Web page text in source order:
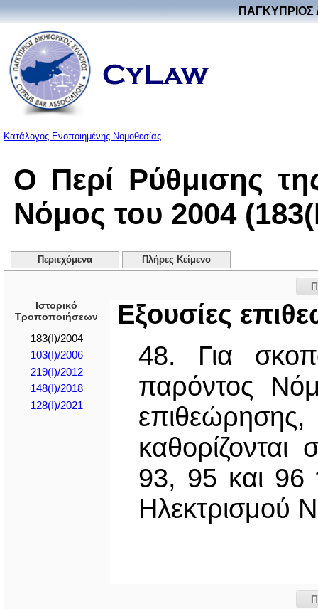
ΠΑΓΚΥΠΡΙΟΣ
Κατάλογος Ενοποιημένης Νομοθεσίας
Ο Περί Ρύθμισης
Νόμος του 2004
Περιεχόμενα Πλήρες Κείμενο
Ιστορικό
Τροποποιήσεων
183(I)/2004
103(I)/2006
219(I)/2012
148(I)/2018
128(I)/2021
Εξουσίες
48. Για
παρόντος
93, 95 και 96
Ηλεκτρισμού